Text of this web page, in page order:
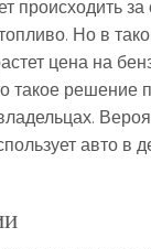
происходить за
Но в
цена на
такое решение
авто в